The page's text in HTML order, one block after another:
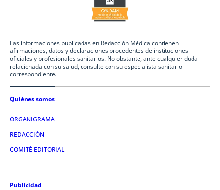
Las informaciones publicadas en Redacción Médica contienen
afirmaciones, datos y declaraciones procedentes de instituciones
oficiales y profesionales sanitarios. No obstante, ante cualquier duda
relacionada con su salud, consulte con su especialista sanitario
correspondiente.
Quiénes somos
ORGANIGRAMA
REDACCIÓN
COMITÉ EDITORIAL
Publicidad